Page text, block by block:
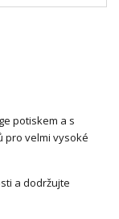
potiskem a s
pro velmi vysoké
a dodržujte